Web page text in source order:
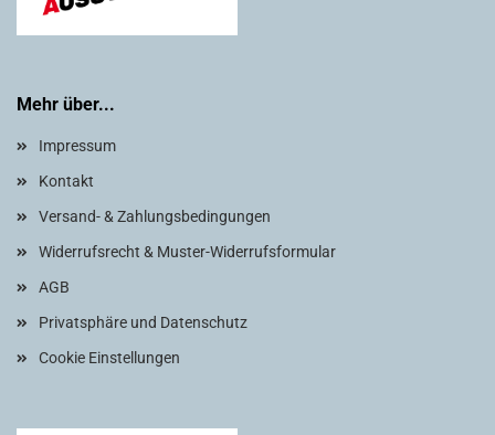
Mehr über...
Impressum
Kontakt
Versand- & Zahlungsbedingungen
Widerrufsrecht & Muster-Widerrufsformular
AGB
Privatsphäre und Datenschutz
Cookie Einstellungen